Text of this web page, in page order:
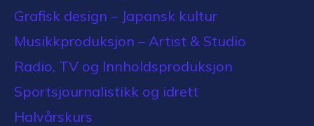
Grafisk design – Japansk kultur
Musikkproduksjon – Artist & Studio
Radio, TV og Innholdsproduksjon
Sportsjournalistikk og idrett
Halvårskurs